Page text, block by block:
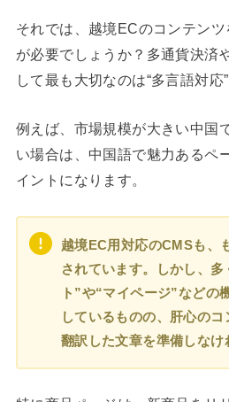
それでは、越境ECのコンテン
が必要でしょうか？多通貨決済
して最も大切なのは“多言語対応”
例えば、市場規模が大きい中国
い場合は、中国語で魅力あるペ
イントになります。
越境EC用対応のCMSも、
されています。しかし、
ト”や“マイページ”などの
しているものの、肝心の
翻訳した文章を準備しなけ